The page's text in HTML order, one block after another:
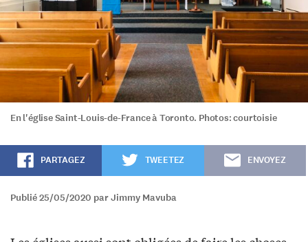
En l'église Saint-Louis-de-France à Toronto. Photos: courtoisie
PARTAGEZ TWEETEZ ENVOYEZ
Publié 25/05/2020 par Jimmy Mavuba